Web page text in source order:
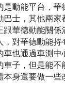
是動能平台，華
巴士，其他兩家
跟華德動能關係
，對華德動能持
車也通過車測中
車子，但是能不
本身還要做一些